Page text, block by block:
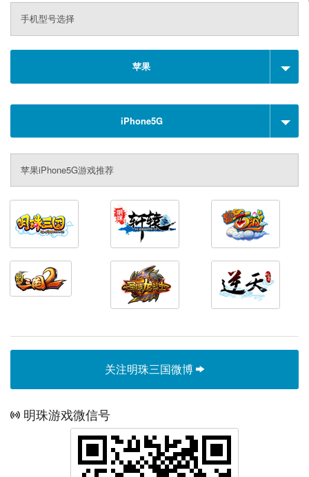
手机型号选择
苹果
iPhone5G
苹果iPhone5G游戏推荐
关注明珠三国微博
明珠游戏微信号